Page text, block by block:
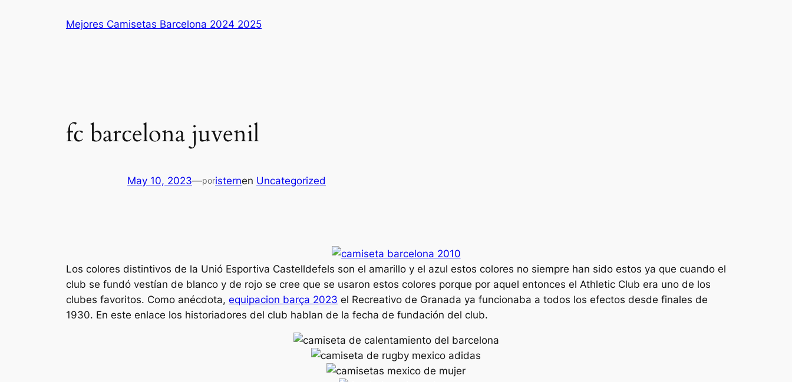
Mejores Camisetas Barcelona 2024 2025
fc barcelona juvenil
May 10, 2023—poristernen Uncategorized
Los colores distintivos de la Unió Esportiva Castelldefels son el amarillo y el azul estos colores no siempre han sido estos ya que cuando el
club se fundó vestían de blanco y de rojo se cree que se usaron estos colores porque por aquel entonces el Athletic Club era uno de los
clubes favoritos. Como anécdota, equipacion barça 2023 el Recreativo de Granada ya funcionaba a todos los efectos desde finales de
1930. En este enlace los historiadores del club hablan de la fecha de fundación del club.